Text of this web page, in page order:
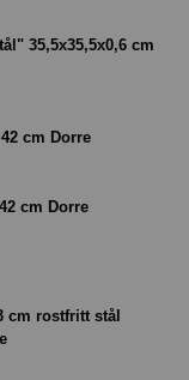
35,5x35,5x0,6 cm
cm Dorre
cm Dorre
cm rostfritt stål